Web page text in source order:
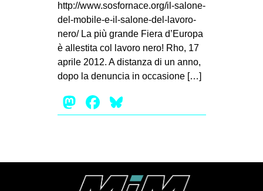
MOVIMENTI
AMBIENTE
ANTIFASCISMO
DIRITTO ALL’ABITARE
GENERI
STUDENTI
http://www.sosfornace.org/il-salone-
del-mobile-e-il-salone-del-lavoro-
nero/ La più grande Fiera d’Europa
è allestita col lavoro nero! Rho, 17
aprile 2012. A distanza di un anno,
dopo la denuncia in occasione […]
Mastodon
Facebook